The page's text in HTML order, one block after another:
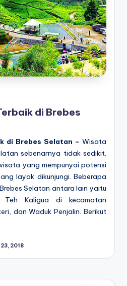
di Brebes
di Brebes Selatan – Wisata
sebenarnya tidak sedikit.
yang mempunyai potensi
layak dikunjungi. Beberapa
Selatan antara lain yaitu
Kaligua di kecamatan
dan Waduk Penjalin. Berikut
2018